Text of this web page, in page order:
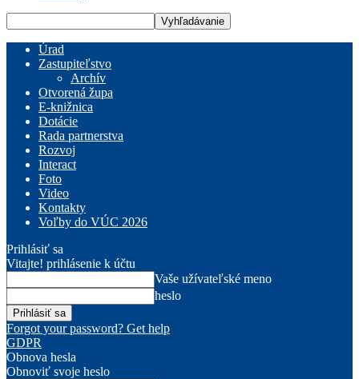
Úrad
Zastupiteľstvo
Archív
Otvorená župa
E-knižnica
Dotácie
Rada partnerstva
Rozvoj
Interact
Foto
Video
Kontakty
Voľby do VÚC 2026
Prihlásiť sa
Vitajte! prihlásenie k účtu
Vaše užívateľské meno
heslo
Forgot your password? Get help
GDPR
Obnova hesla
Obnoviť svoje heslo